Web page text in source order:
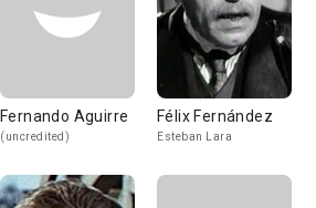
Fernando Aguirre
(uncredited)
Félix Fernández
Esteban Lara